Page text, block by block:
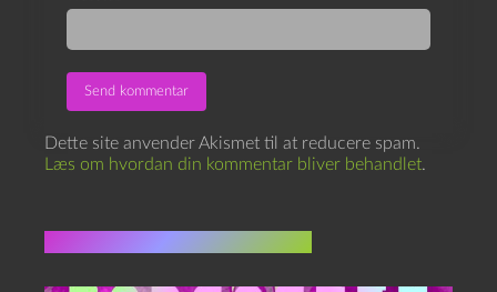
Dette site anvender Akismet til at reducere spam.
Læs om hvordan din kommentar bliver behandlet.